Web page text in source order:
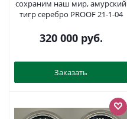
сохраним наш мир, амурский
тигр серебро PROOF 21-1-04
320 000руб.
Заказать